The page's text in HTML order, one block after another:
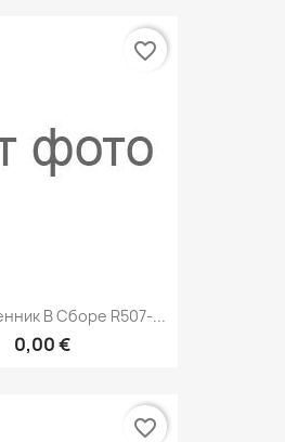
В Сборе R507-...
0,00 €
favorite_border
favorite_border